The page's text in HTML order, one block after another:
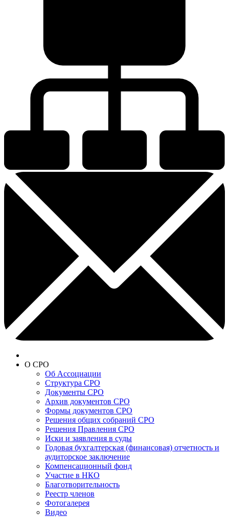
О СРО
Об Ассоциации
Структура СРО
Документы СРО
Архив документов СРО
Формы документов СРО
Решения общих собраний СРО
Решения Правления СРО
Иски и заявления в суды
Годовая бухгалтерская (финансовая) отчетность и
аудиторское заключение
Компенсационный фонд
Участие в НКО
Благотворительность
Реестр членов
Фотогалерея
Видео